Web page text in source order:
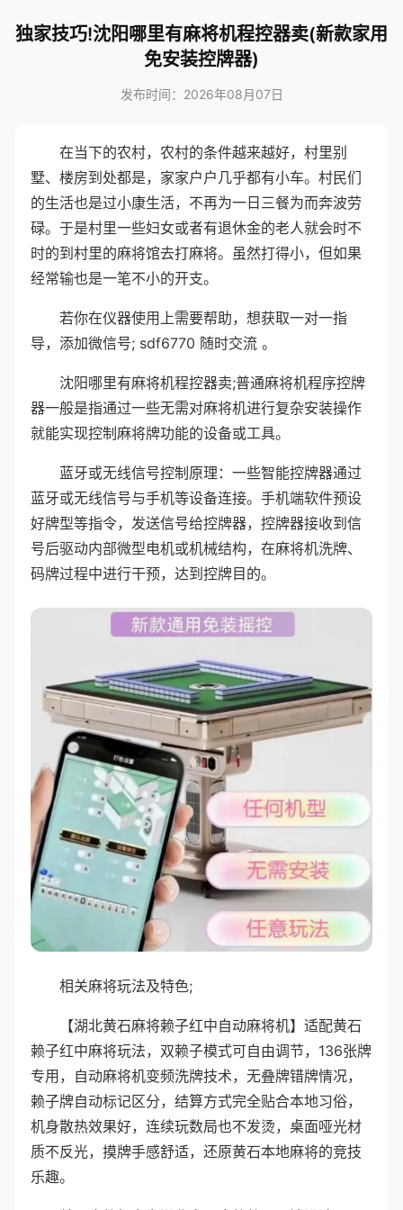
独家技巧!沈阳哪里有麻将机程控器卖(新款家用
免安装控牌器)
发布时间：2026年08月07日
在当下的农村，农村的条件越来越好，村里别
墅、楼房到处都是，家家户户几乎都有小车。村民们
的生活也是过小康生活，不再为一日三餐为而奔波劳
碌。于是村里一些妇女或者有退休金的老人就会时不
时的到村里的麻将馆去打麻将。虽然打得小，但如果
经常输也是一笔不小的开支。
若你在仪器使用上需要帮助，想获取一对一指
导，添加微信号; sdf6770 随时交流 。
沈阳哪里有麻将机程控器卖;普通麻将机程序控牌
器一般是指通过一些无需对麻将机进行复杂安装操作
就能实现控制麻将牌功能的设备或工具。
蓝牙或无线信号控制原理：一些智能控牌器通过
蓝牙或无线信号与手机等设备连接。手机端软件预设
好牌型等指令，发送信号给控牌器，控牌器接收到信
号后驱动内部微型电机或机械结构，在麻将机洗牌、
码牌过程中进行干预，达到控牌目的。
相关麻将玩法及特色;
【湖北黄石麻将赖子红中自动麻将机】适配黄石
赖子红中麻将玩法，双赖子模式可自由调节，136张牌
专用，自动麻将机变频洗牌技术，无叠牌错牌情况，
赖子牌自动标记区分，结算方式完全贴合本地习俗，
机身散热效果好，连续玩数局也不发烫，桌面哑光材
质不反光，摸牌手感舒适，还原黄石本地麻将的竞技
乐趣。